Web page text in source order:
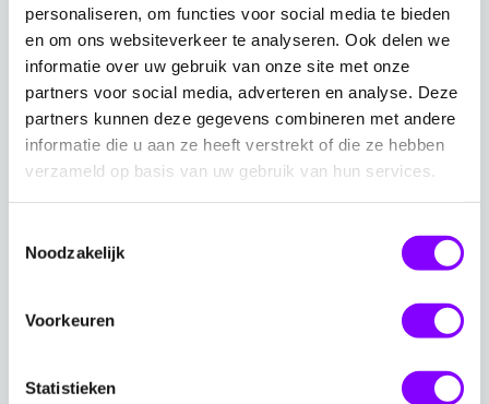
personaliseren, om functies voor social media te bieden
en om ons websiteverkeer te analyseren. Ook delen we
informatie over uw gebruik van onze site met onze
partners voor social media, adverteren en analyse. Deze
partners kunnen deze gegevens combineren met andere
informatie die u aan ze heeft verstrekt of die ze hebben
verzameld op basis van uw gebruik van hun services.
Noodzakelijk
Voorkeuren
Statistieken
Lees meer over onder andere:
Evolution of ransomware
Impact analysis
Ransomware economy
Defense mechanisms and best practices
Legal and regulatory responses